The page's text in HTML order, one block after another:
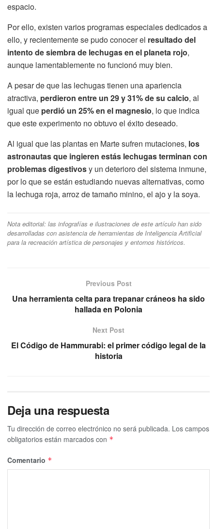
espacio.
Por ello, existen varios programas especiales dedicados a
ello, y recientemente se pudo conocer el resultado del
intento de siembra de lechugas en el planeta rojo,
aunque lamentablemente no funcionó muy bien.
A pesar de que las lechugas tienen una apariencia
atractiva, perdieron entre un 29 y 31% de su calcio, al
igual que perdió un 25% en el magnesio, lo que indica
que este experimento no obtuvo el éxito deseado.
Al igual que las plantas en Marte sufren mutaciones, los
astronautas que ingieren estás lechugas terminan con
problemas digestivosy un deterioro del sistema inmune,
por lo que se están estudiando nuevas alternativas, como
la lechuga roja, arroz de tamaño minino, el ajo y la soya.
Nota editorial: las infografías e ilustraciones de este artículo han sido
desarrolladas con asistencia de herramientas de Inteligencia Artificial
para la recreación artística de personajes y entornos históricos.
Previous Post
Una herramienta celta para trepanar cráneos ha sido
hallada en Polonia
Next Post
El Código de Hammurabi: el primer código legal de la
historia
Deja una respuesta
Tu dirección de correo electrónico no será publicada. Los campos
obligatorios están marcados con *
Comentario *